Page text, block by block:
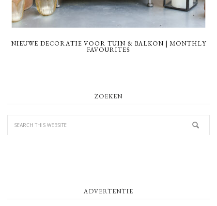
NIEUWE DECORATIE VOOR TUIN & BALKON | MONTHLY
FAVOURITES
ZOEKEN
ADVERTENTIE